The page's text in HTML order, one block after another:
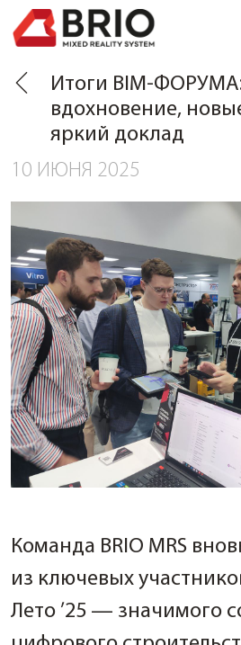
Итоги BIM-
вдохновение,
яркий доклад
10 ИЮНЯ 2025
Команда BRIO MRS
из ключевых
Лето ’25 — значимого